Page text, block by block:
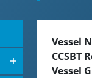
Vessel
CCSBT
Vessel